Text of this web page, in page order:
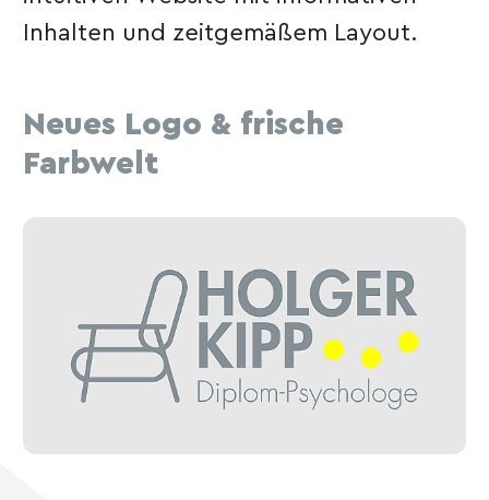
Inhalten und zeitgemäßem Layout.
Neues Logo & frische
Farbwelt